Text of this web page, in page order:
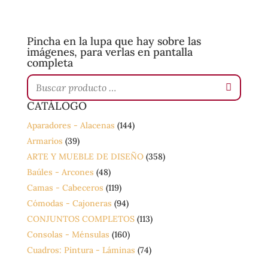
Pincha en la lupa que hay sobre las
imágenes, para verlas en pantalla
completa
CATÁLOGO
Aparadores - Alacenas (144)
Armarios (39)
ARTE Y MUEBLE DE DISEÑO (358)
Baúles - Arcones (48)
Camas - Cabeceros (119)
Cómodas - Cajoneras (94)
CONJUNTOS COMPLETOS (113)
Consolas - Ménsulas (160)
Cuadros: Pintura - Láminas (74)